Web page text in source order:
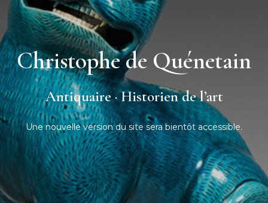
Christophe de Quénetain
Antiquaire · Historien de l’art
Une nouvelle version du site sera bientôt accessible.